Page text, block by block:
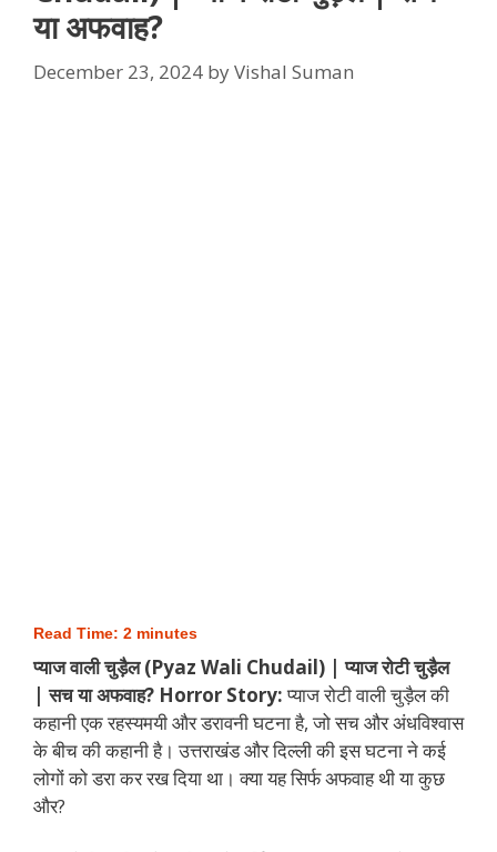
या अफवाह?
December 23, 2024 byVishal Suman
Read Time: 2 minutes
प्याज वाली चुड़ैल (Pyaz Wali Chudail) | प्याज रोटी चुड़ैल
| सच या अफवाह? Horror Story:प्याज रोटी वाली चुड़ैल की
कहानी एक रहस्यमयी और डरावनी घटना है, जो सच और अंधविश्वास
के बीच की कहानी है। उत्तराखंड और दिल्ली की इस घटना ने कई
लोगों को डरा कर रख दिया था। क्या यह सिर्फ अफवाह थी या कुछ
और?